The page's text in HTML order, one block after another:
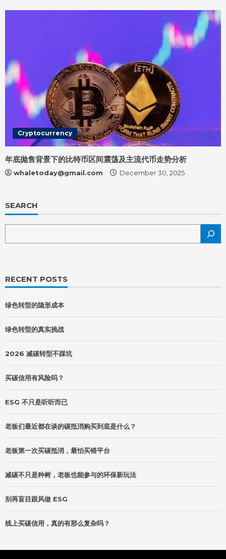
Cryptocurrency
年底抛售背景下的比特币区间震荡及主流代币走势分析
whaletoday@gmail.com December 30, 2025
SEARCH
RECENT POSTS
绿色转型的隐形成本
绿色转型的真实挑战
2026 减碳转型不踩坑
买碳信用有风险吗？
ESG 不只是听听而已
老板们最近都在谈的碳抵消购买到底是什么？
老板第一次买碳抵消，最怕买错平台
减碳不只是种树，老板也能参与的环保新玩法
别再盲目跟风做 ESG
线上买碳信用，真的有那么复杂吗？